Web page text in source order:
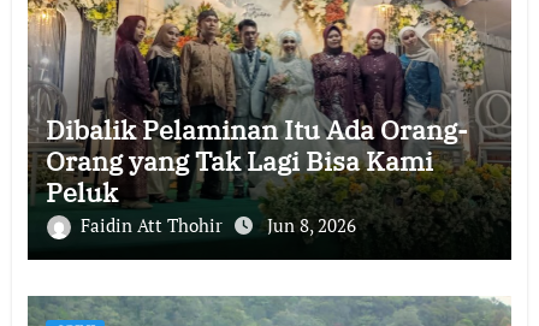
Dibalik Pelaminan Itu Ada Orang-
Orang yang Tak Lagi Bisa Kami
Peluk
Faidin Att Thohir Jun 8, 2026